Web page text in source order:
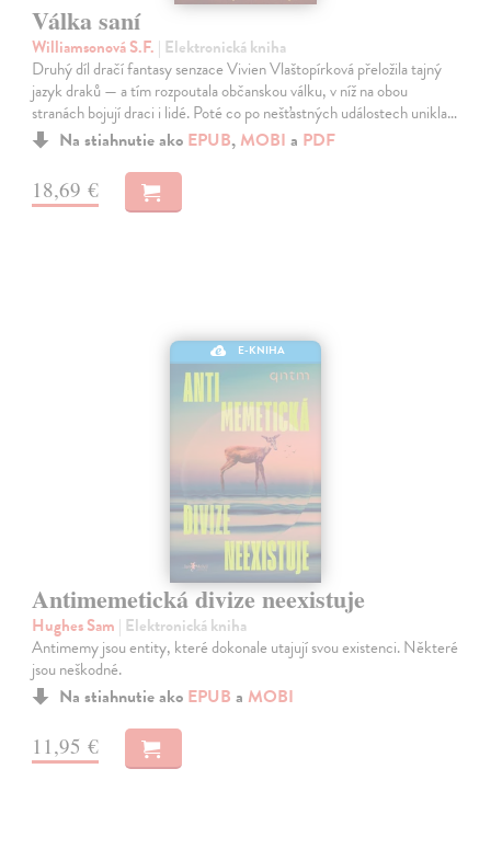
Válka saní
Williamsonová S.F. | Elektronická kniha
Druhý díl dračí fantasy senzace Vivien Vlaštopírková přeložila tajný
jazyk draků — a tím rozpoutala občanskou válku, v níž na obou
stranách bojují draci i lidé. Poté co po nešťastných událostech unikla…
Na stiahnutie ako EPUB, MOBI a PDF
18,69 €
E-KNIHA
Antimemetická divize neexistuje
Hughes Sam | Elektronická kniha
Antimemy jsou entity, které dokonale utajují svou existenci. Některé
jsou neškodné.
Na stiahnutie ako EPUB a MOBI
11,95 €